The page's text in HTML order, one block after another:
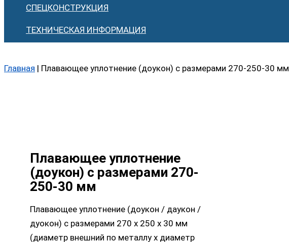
СПЕЦКОНСТРУКЦИЯ
ТЕХНИЧЕСКАЯ ИНФОРМАЦИЯ
Главная | Плавающее уплотнение (доукон) с размерами 270-250-30 мм
Плавающее уплотнение
(доукон) с размерами 270-
250-30 мм
Плавающее уплотнение (доукон / даукон /
дуокон) с размерами 270 х 250 х 30 мм
(диаметр внешний по металлу х диаметр
уплотнение
(доукон)
с
270-
250-
30